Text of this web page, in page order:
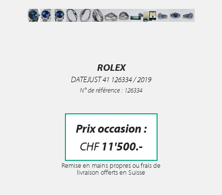
ROLEX
DATEJUST 41 126334 / 2019
N° de référence : 126334
Prix occasion :
CHF11'500.-
Remise en mains propres ou frais de
livraison offerts en Suisse